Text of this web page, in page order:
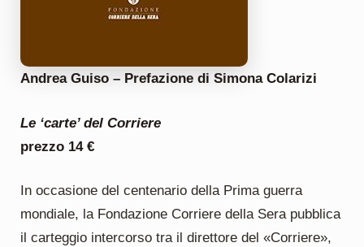
Andrea Guiso – Prefazione di Simona Colarizi
Le ‘carte’ del Corriere
prezzo 14 €
In occasione del centenario della Prima guerra
mondiale, la Fondazione Corriere della Sera pubblica
il carteggio intercorso tra il direttore del «Corriere»,